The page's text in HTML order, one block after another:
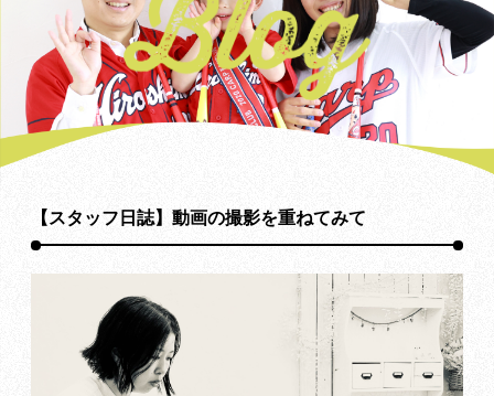
【スタッフ日誌】動画の撮影を重ねてみて